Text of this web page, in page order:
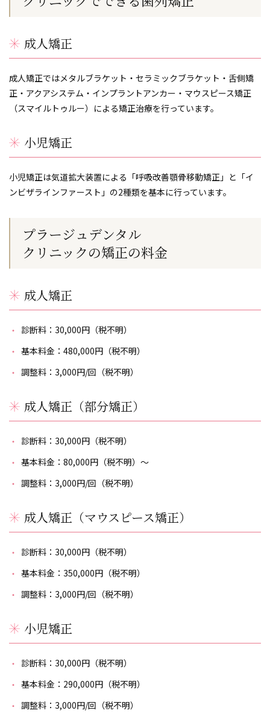
成人矯正
成人矯正ではメタルブラケット・セラミックブラケット・舌側矯
正・アクアシステム・インプラントアンカー・マウスピース矯正
（スマイルトゥルー）による矯正治療を行っています。
小児矯正
小児矯正は気道拡大装置による「呼吸改善顎骨移動矯正」と「イ
ンビザラインファースト」の2種類を基本に行っています。
プラージュデンタル
クリニックの矯正の料金
成人矯正
診断料：30,000円（税不明）
基本料金：480,000円（税不明）
調整料：3,000円/回（税不明）
成人矯正（部分矯正）
診断料：30,000円（税不明）
基本料金：80,000円（税不明）〜
調整料：3,000円/回（税不明）
成人矯正（マウスピース矯正）
診断料：30,000円（税不明）
基本料金：350,000円（税不明）
調整料：3,000円/回（税不明）
小児矯正
診断料：30,000円（税不明）
基本料金：290,000円（税不明）
調整料：3,000円/回（税不明）